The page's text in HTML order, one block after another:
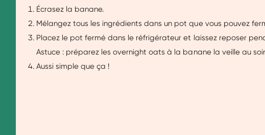
Écrasez la banane.
Mélangez tous les ingrédients dans un pot que vous pouvez
Placez le pot fermé dans le réfrigérateur et laissez reposer
Astuce : préparez les overnight oats à la banane la veille au
Aussi simple que ça !